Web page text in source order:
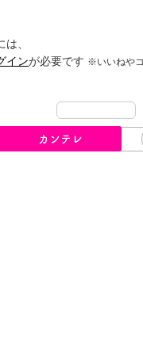
、
インが必要です ※いいねや
カンテレ